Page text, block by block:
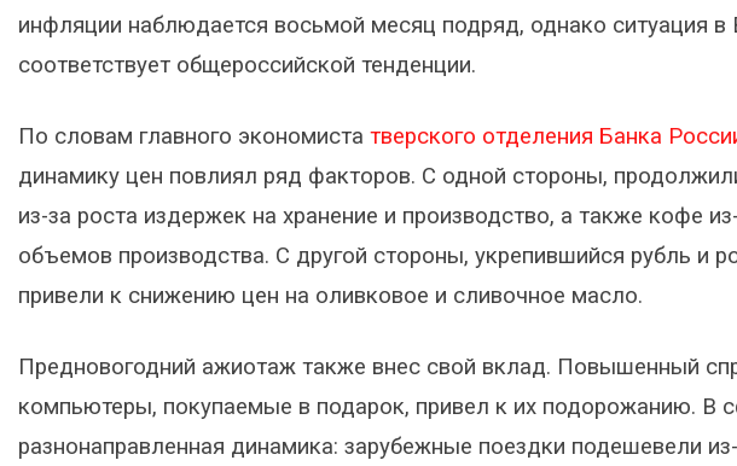
инфляции наблюдается восьмой месяц подряд, однако ситуация в
соответствует общероссийской тенденции.
По словам главного экономиста тверского отделения Банка
динамику цен повлиял ряд факторов. С одной стороны,
из-за роста издержек на хранение и производство, а также кофе
объемов производства. С другой стороны, укрепившийся рубль и
привели к снижению цен на оливковое и сливочное масло.
Предновогодний ажиотаж также внес свой вклад. Повышенный
компьютеры, покупаемые в подарок, привел к их подорожанию. В
разнонаправленная динамика: зарубежные поездки подешевели